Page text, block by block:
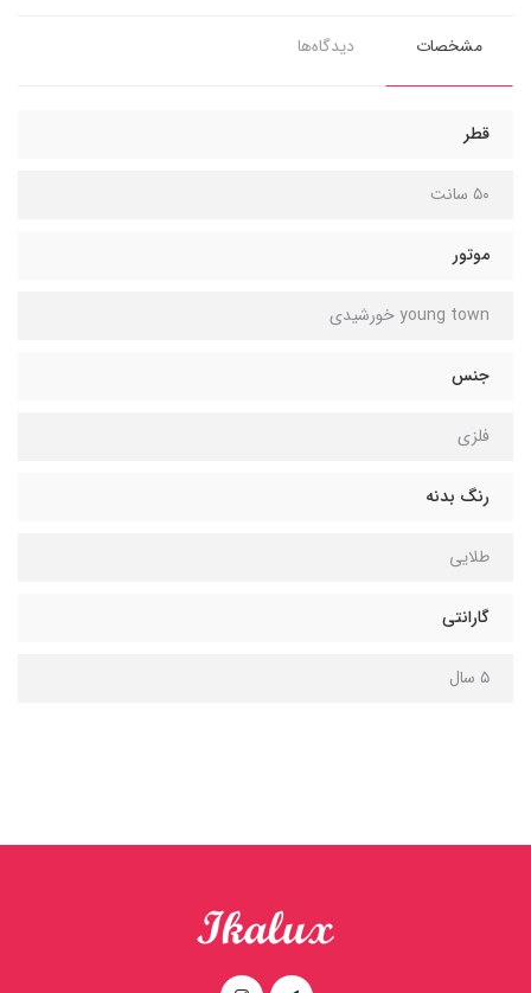
مشخصات دیدگاه‌ها
قطر
۵۰ سانت
موتور
young town خورشیدی
جنس
فلزی
رنگ بدنه
طلایی
گارانتی
۵ سال